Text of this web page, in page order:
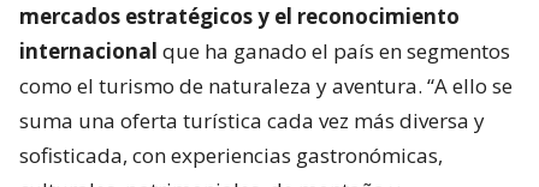
mercados estratégicos y el reconocimiento
internacional que ha ganado el país en segmentos
como el turismo de naturaleza y aventura. “A ello se
suma una oferta turística cada vez más diversa y
sofisticada, con experiencias gastronómicas,